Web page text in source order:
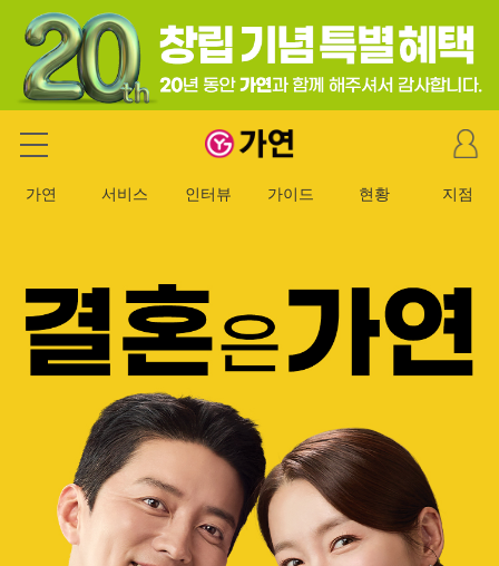
가연 결혼정보회사
마
이
이
가연 서비스 인터뷰 가이드 현황 지점